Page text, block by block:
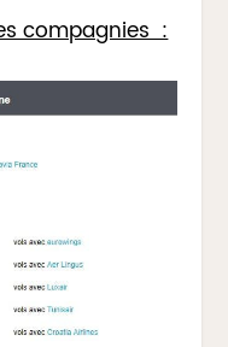
compagnies :